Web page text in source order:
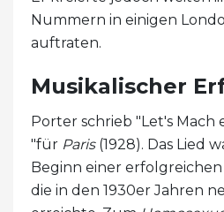
Nummern in einigen
auftraten.
Musikalischer
Porter schrieb "Let's Mach
"für Paris (1928). Das Lied
Beginn einer
die in den 1930er Jahren